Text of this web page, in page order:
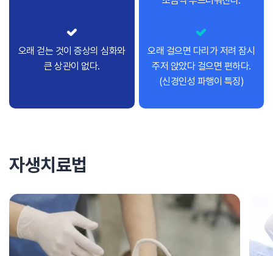
오래 걷는 것이 증상의 심화와
큰 상관이 없다.
오래 걸으면 다리가 저려 잠시
주저 앉았다 걸으면 편하다.
(신경인성 파행이 특징)
자생치료법